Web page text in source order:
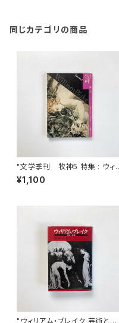
同じカテゴリの商品
"文学季刊 牧神5 特集 : ウィリ
アム・ブレイク 予言と神秘の
書"
¥1,100
"ウィリアム・ブレイク 芸術と思